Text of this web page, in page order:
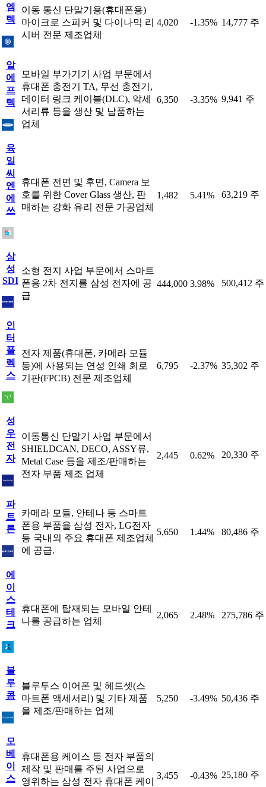
엠
텍
이동 통신 단말기용(휴대폰용)
마이크로 스피커 및 다이나믹 리
시버 전문 제조업체
4,020 -1.35% 14,777 주
알
에
프
텍
모바일 부가기기 사업 부문에서
휴대폰 충전기 TA, 무선 충전기,
데이터 링크 케이블(DLC), 악세
서리류 등을 생산 및 납품하는
업체
6,350 -3.35% 9,941 주
육
일
씨
엔
에
쓰
휴대폰 전면 및 후면, Camera 보
호를 위한 Cover Glass 생산, 판
매하는 강화 유리 전문 가공업체
1,482 5.41% 63,219 주
삼
성
SDI
소형 전지 사업 부문에서 스마트
폰용 2차 전지를 삼성 전자에 공
급
444,000 3.98% 500,412 주
인
터
플
렉
스
전자 제품(휴대폰, 카메라 모듈
등)에 사용되는 연성 인쇄 회로
기판(FPCB) 전문 제조업체
6,795 -2.37% 35,302 주
성
우
전
자
이동통신 단말기 사업 부문에서
SHIELDCAN, DECO, ASSY류,
Metal Case 등을 제조/판매하는
전자 부품 제조 업체
2,445 0.62% 20,330 주
파
트
론
카메라 모듈, 안테나 등 스마트
폰용 부품을 삼성 전자, LG전자
등 국내외 주요 휴대폰 제조업체
에 공급.
5,650 1.44% 80,486 주
에
이
스
테
크
휴대폰에 탑재되는 모바일 안테
나를 공급하는 업체
2,065 2.48% 275,786 주
블
루
콤
블루투스 이어폰 및 헤드셋(스
마트폰 액세서리) 및 기타 제품
을 제조/판매하는 업체
5,250 -3.49% 50,436 주
모
베
이
스
휴대폰용 케이스 등 전자 부품의
제작 및 판매를 주된 사업으로
영위하는 삼성 전자 휴대폰 케이
3,455 -0.43% 25,180 주